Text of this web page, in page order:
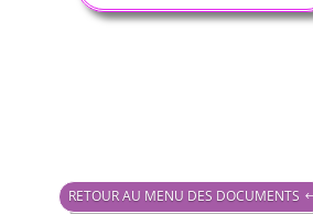
RETOUR AU MENU DES DOCUMENTS